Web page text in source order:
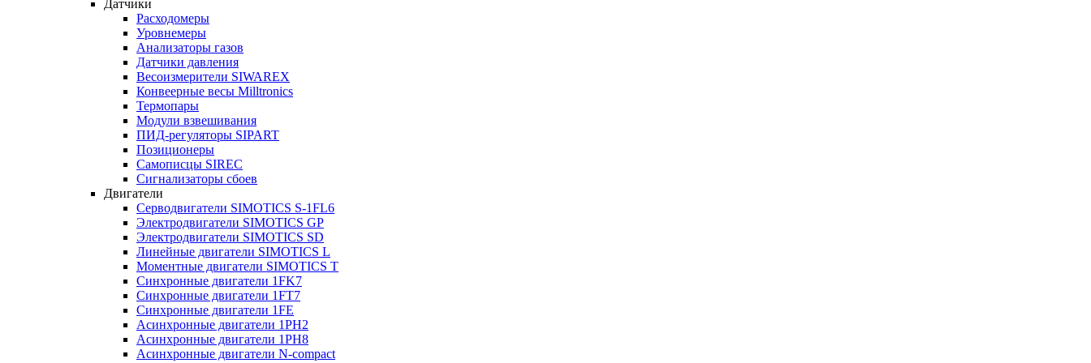
Датчики
Расходомеры
Уровнемеры
Анализаторы газов
Датчики давления
Весоизмерители SIWAREX
Конвеерные весы Milltronics
Термопары
Модули взвешивания
ПИД-регуляторы SIPART
Позиционеры
Самописцы SIREC
Сигнализаторы сбоев
Двигатели
Серводвигатели SIMOTICS S-1FL6
Электродвигатели SIMOTICS GP
Электродвигатели SIMOTICS SD
Линейные двигатели SIMOTICS L
Моментные двигатели SIMOTICS T
Синхронные двигатели 1FK7
Синхронные двигатели 1FT7
Синхронные двигатели 1FE
Асинхронные двигатели 1PH2
Асинхронные двигатели 1PH8
Асинхронные двигатели N-compact